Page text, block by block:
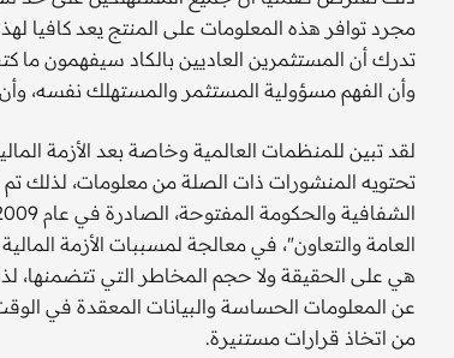
مجرد توافر هذه المعلومات على المنتج يعد كافيا
تدرك أن المستثمرين العاديين بالكاد سيفهمون ما
وأن الفهم مسؤولية المستثمر والمستهلك نفسه،
هي على الحقيقة ولا حجم المخاطر التي تتضمنها،
عن المعلومات الحساسة والبيانات المعقدة في
من اتخاذ قرارات مستنيرة.